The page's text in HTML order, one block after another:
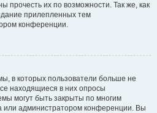
их по возможности. Так же, как
прилепленных тем
конференции.
в которых пользователи больше не
находящиеся в них опросы
могут быть закрыты по многим
администратором конференции. Вы